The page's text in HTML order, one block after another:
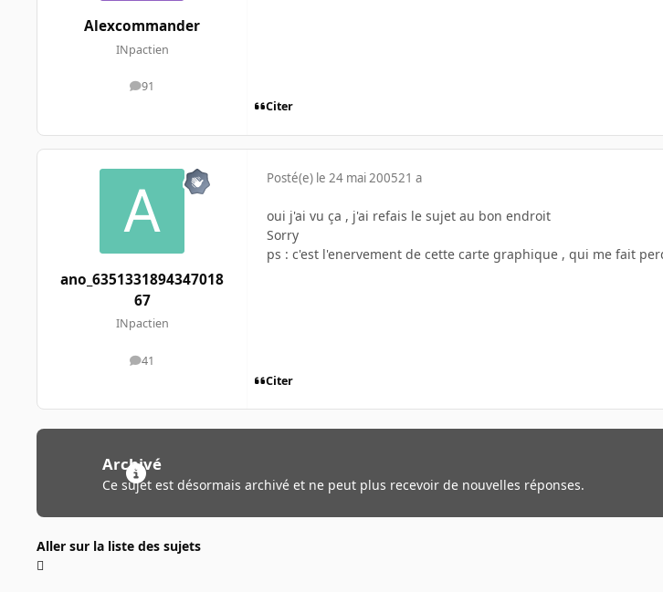
Alexcommander
INpactien
91
messages
Citer
ano_6351331894347018
67
INpactien
41
messages
Posté(e) le 24 mai 200521 a
oui j'ai vu ça , j'ai refais le sujet au bon endroit
Sorry
ps : c'est l'enervement de cette carte graphique , qui me fait
Citer
Archivé
Ce sujet est désormais archivé et ne peut plus recevoir de nouvelles réponses.
Aller sur la liste des sujets